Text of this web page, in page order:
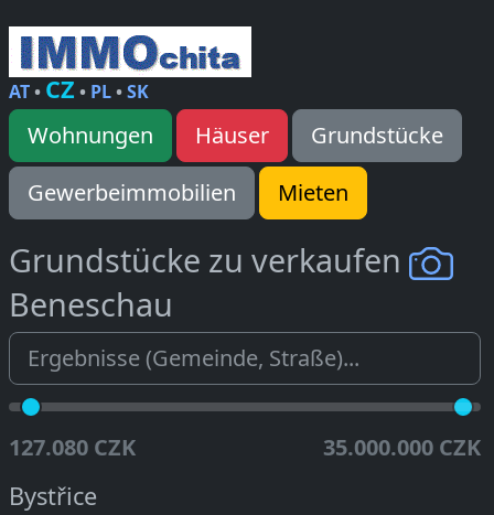
AT• CZ • PL•SK
Wohnungen Häuser
Grundstücke
Gewerbeimmobilien
Mieten
Grundstücke zu verkaufen
Beneschau
127.080 CZK 35.000.000 CZK
Bystřice